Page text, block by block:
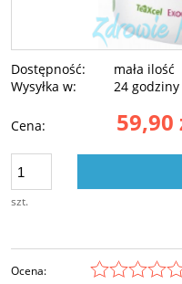
Dostępność:
mała ilość
Wysyłka w:
24 godziny
Cena: 59,90
szt.
Ocena: